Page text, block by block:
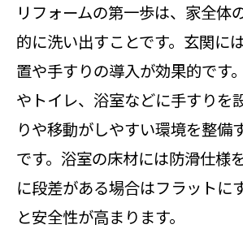
リフォームの第一歩は、家全体
的に洗い出すことです。玄関に
置や手すりの導入が効果的です
やトイレ、浴室などに手すりを
りや移動がしやすい環境を整備
です。浴室の床材には防滑仕様
に段差がある場合はフラットに
と安全性が高まります。